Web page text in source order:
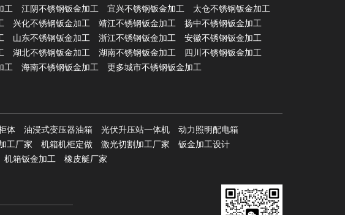
工 江阴不锈钢钣金加工 宜兴不锈钢钣金加工
太仓不锈钢钣金加工
兴化不锈钢钣金加工 靖江不锈钢钣金加工
扬中不锈钢钣金加工
山东不锈钢钣金加工 浙江不锈钢钣金加工
安徽不锈钢钣金加工
湖北不锈钢钣金加工 湖南不锈钢钣金加工
四川不锈钢钣金加工
工 海南不锈钢钣金加工 更多城市不锈钢钣金加工
体 油浸式变压器油箱 光伏升压站一体机
动力照明配电箱
工厂家 机箱机柜定做 激光切割加工厂家
钣金加工设计
机箱钣金加工 橡皮艇厂家